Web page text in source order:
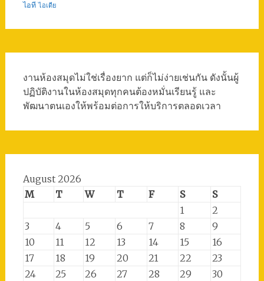
ไอที ไอเดีย
งานห้องสมุดไม่ใช่เรื่องยาก แต่ก็ไม่ง่ายเช่นกัน ดังนั้นผู้
ปฏิบัติงานในห้องสมุดทุกคนต้องหมั่นเรียนรู้ และ
พัฒนาตนเองให้พร้อมต่อการให้บริการตลอดเวลา
August 2026
M
T W T F S
S
1
2
3
4 5 6 7 8
9
10
11 12 13 14 15
16
17
18 19 20 21 22
23
24
25 26 27 28 29
30